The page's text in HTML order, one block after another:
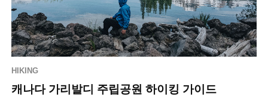
HIKING
캐나다 가리발디 주립공원 하이킹 가이드